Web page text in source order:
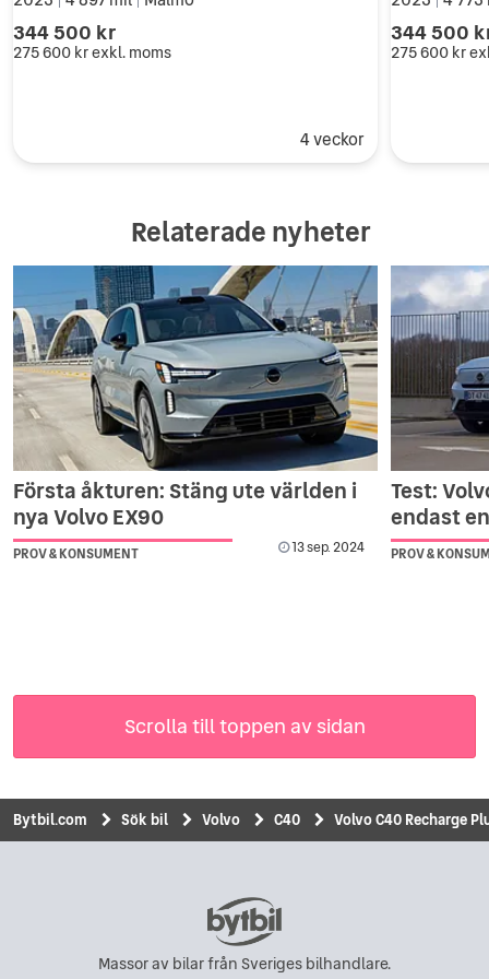
Digitala tjänster 4 år
El-värmare/kylare i kupén
344 500 kr
275 600 krexkl. moms
4 veckor
344 500
275 600 kr
Relaterade nyheter
Första åkturen: Stäng ute världen i
nya Volvo EX90
PROV & KONSUMENT 13 sep. 2024
Test:
endast
PROV &
Scrolla till toppen av sidan
Bytbil.com Sök bil Volvo C40 Volvo C40 Recharge
Massor av bilar från Sveriges bilhandlare.